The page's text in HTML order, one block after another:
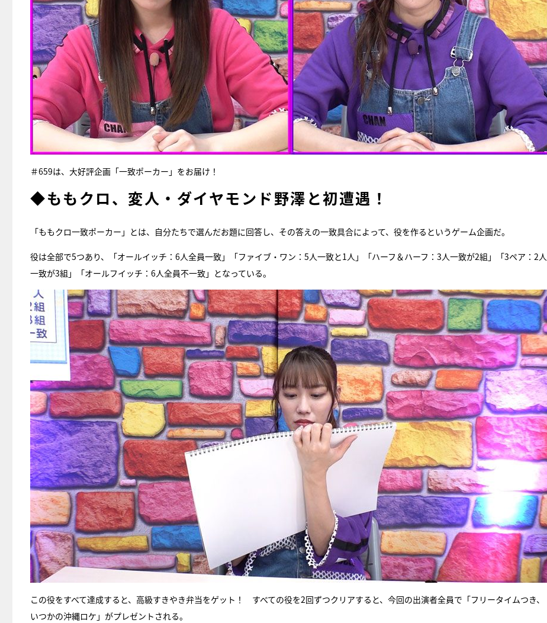
＃659は、大好評企画「一致ポーカー」をお届け！
◆ももクロ、変人・ダイヤモンド野澤と初遭遇！
「ももクロ一致ポーカー」とは、自分たちで選んだお題に回答し、その答えの一致具合によって、役を作るというゲーム企画だ。
役は全部で5つあり、「オールイッチ：6人全員一致」「ファイブ・ワン：5人一致と1人」「ハーフ＆ハーフ：3人一致が2組」「3ペア：2人
一致が3組」「オールフイッチ：6人全員不一致」となっている。
この役をすべて達成すると、高級すきやき弁当をゲット！ すべての役を2回ずつクリアすると、今回の出演者全員で「フリータイムつき、
いつかの沖縄ロケ」がプレゼントされる。